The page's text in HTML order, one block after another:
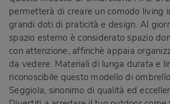
permetterà di creare un comodo living
grandi doti di praticità e design. Al
spazio esterno è considerato spazio
con attenzione, affinchè appaia
da vedere. Materiali di lunga durata e
riconoscibile questo modello di
Seggiola, sinonimo di qualità ed